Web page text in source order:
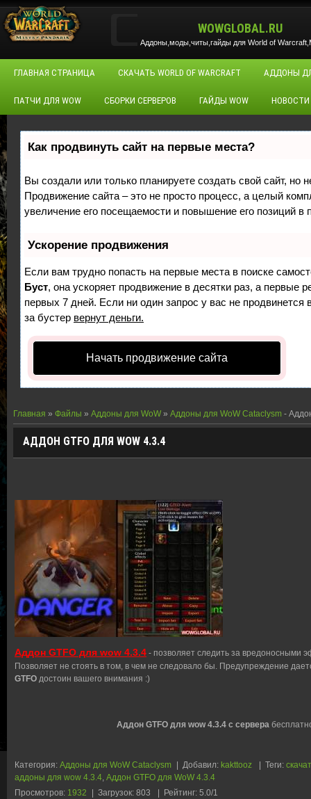
WOWGLOBAL.RU
Аддоны,моды,читы,гайды для World of
ГЛАВНАЯ СТРАНИЦА СКАЧАТЬ WORLD OF WARCRAFT АДДОНЫ
ПАТЧИ ДЛЯ WOW СБОРКИ СЕРВЕРОВ ГАЙДЫ WOW НОВОСТИ
Как продвинуть сайт на первые места?
Вы создали или только планируете создать свой сайт, но
Продвижение сайта – это не просто процесс, а целый
увеличение его посещаемости и повышение его позиций в
Ускорение продвижения
Если вам трудно попасть на первые места в поиске
Буст, она ускоряет продвижение в десятки раз, а первые
первых 7 дней. Если ни один запрос у вас не продвинется
за бустер вернут деньги.
Начать продвижение сайта
Главная » Файлы » Аддоны для WoW » Аддоны для WoW Cataclysm -
АДДОН GTFO ДЛЯ WOW 4.3.4
Аддон GTFO для wow 4.3.4 - позволяет следить за вредоносными
Позволяет не стоять в том, в чем не следовало бы. Предупреждение
GTFO достоин вашего внимания :)
Аддон GTFO для wow 4.3.4 с сервера
Категория: Аддоны для WoW Cataclysm | Добавил: kakttooz | Теги:
аддоны для wow 4.3.4 Аддон GTFO для WoW 4.3.4
Просмотров: 1932 | Загрузок: 803 | Рейтинг: 5.0/1